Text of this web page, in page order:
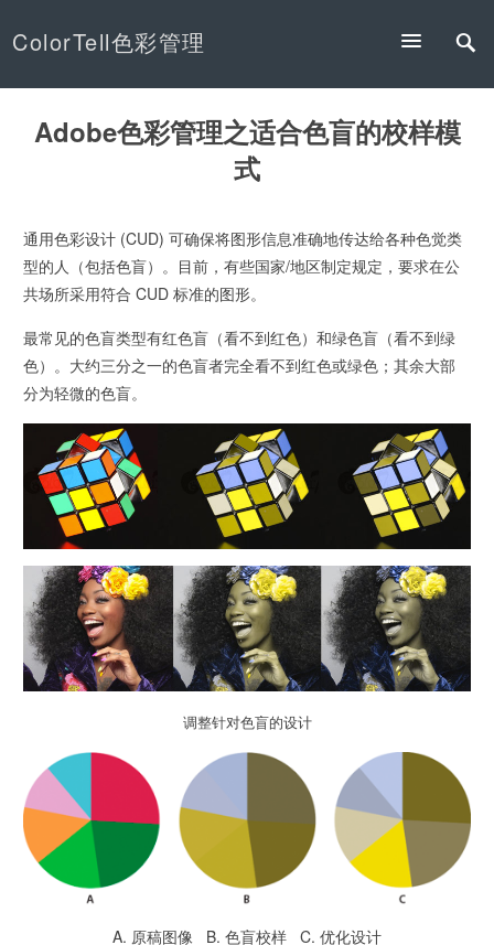
ColorTell色彩管理
Adobe色彩管理之适合色盲的校样模
式
通用色彩设计 (CUD) 可确保将图形信息准确地传达给各种色觉类
型的人（包括色盲）。目前，有些国家/地区制定规定，要求在公
共场所采用符合 CUD 标准的图形。
最常见的色盲类型有红色盲（看不到红色）和绿色盲（看不到绿
色）。大约三分之一的色盲者完全看不到红色或绿色；其余大部
分为轻微的色盲。
调整针对色盲的设计
A. 原稿图像 B. 色盲校样 C. 优化设计